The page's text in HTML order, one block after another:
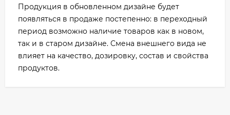
Продукция в обновленном дизайне будет
появляться в продаже постепенно: в переходный
период возможно наличие товаров как в новом,
так и в старом дизайне. Смена внешнего вида не
влияет на качество, дозировку, состав и свойства
продуктов.